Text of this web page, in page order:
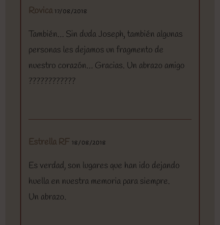
Rovica 17/08/2018
También… Sin duda Joseph, también algunas
personas les dejamos un fragmento de
nuestro corazón… Gracias. Un abrazo amigo
????????????
Estrella RF 18/08/2018
Es verdad, son lugares que han ido dejando
huella en nuestra memoria para siempre.
Un abrazo.